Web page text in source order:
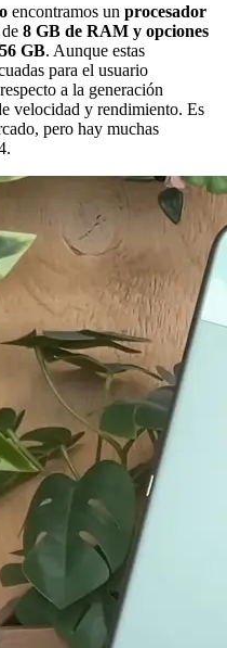
encontramos un procesador
8 GB de RAM y opciones
GB. Aunque estas
para el usuario
a la generación
velocidad y rendimiento. Es
pero hay muchas